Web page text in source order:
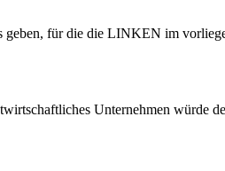
geben, für die die LINKEN im
Unternehmen würde